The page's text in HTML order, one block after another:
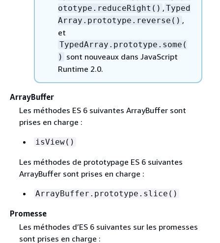
ototype.reduceRight() , Typed
Array.prototype.reverse() ,
et
TypedArray.prototype.some(
) sont nouveaux dans JavaScript
Runtime 2.0.
ArrayBuffer
Les méthodes ES 6 suivantes ArrayBuffer sont
prises en charge :
isView()
Les méthodes de prototypage ES 6 suivantes
ArrayBuffer sont prises en charge :
ArrayBuffer.prototype.slice()
Promesse
Les méthodes d’ES 6 suivantes sur les promesses
sont prises en charge :